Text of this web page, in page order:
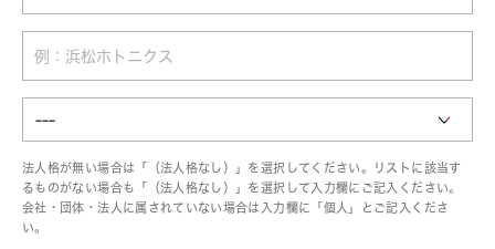
法人格が無い場合は「（法人格なし）」を選択してください。リストに該当す
るものがない場合も「（法人格なし）」を選択して入力欄にご記入ください。
会社・団体・法人に属されていない場合は入力欄に「個人」とご記入くださ
い。